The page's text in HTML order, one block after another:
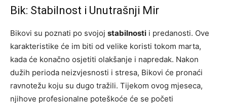
Bik: Stabilnost i Unutrašnji Mir
Bikovi su poznati po svojoj stabilnosti i predanosti. Ove
karakteristike će im biti od velike koristi tokom marta,
kada će konačno osjetiti olakšanje i napredak. Nakon
dužih perioda neizvjesnosti i stresa, Bikovi će pronaći
ravnotežu koju su dugo tražili. Tijekom ovog mjeseca,
njihove profesionalne poteškoće će se početi